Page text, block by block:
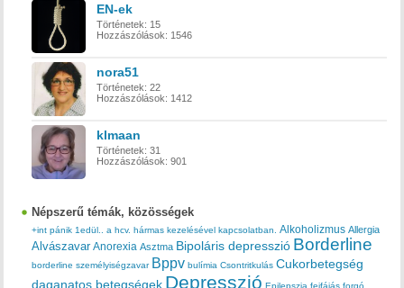
EN-ek
Történetek: 15
Hozzászólások: 1546
nora51
Történetek: 22
Hozzászólások: 1412
klmaan
Történetek: 31
Hozzászólások: 901
Népszerű témák, közösségek
+int pánik 1edül.. a hcv. hármas kezelésével kapcsolatban. Alkoholizmus Allergia
Alvászavar Anorexia Asztma Bipoláris depresszió Borderline
borderline személyiségzavar Bppv bulímia Csontritkulás Cukorbetegség
daganatos betegségek Depresszió Epilepszia fejfájás forgó